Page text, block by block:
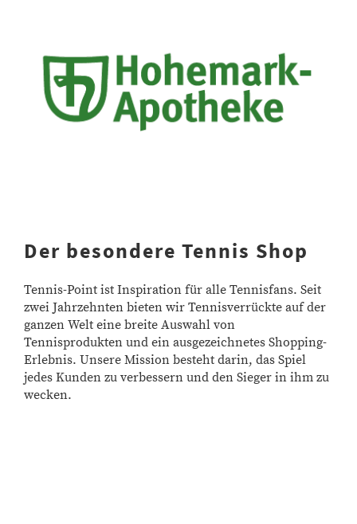
Der besondere Tennis Shop
Tennis-Point ist Inspiration für alle Tennisfans. Seit
zwei Jahrzehnten bieten wir Tennisverrückte auf der
ganzen Welt eine breite Auswahl von
Tennisprodukten und ein ausgezeichnetes Shopping-
Erlebnis. Unsere Mission besteht darin, das Spiel
jedes Kunden zu verbessern und den Sieger in ihm zu
wecken.